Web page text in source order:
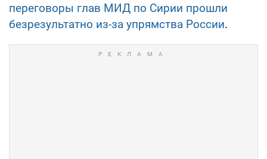
переговоры глав МИД по Сирии прошли
безрезультатно из-за упрямства России.